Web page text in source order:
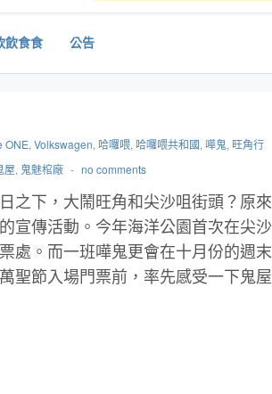
飲食食 公告
ONE, Volkswagen, 哈囉喂, 哈囉喂共和國, 嘩鬼, 旺角行
屋, 鬼魅棺廠 - no comments
之下，大鬧旺角和尖沙咀街頭？原來
宣傳活動。今年海洋公園首次在尖沙
處。而一班嘩鬼更會在十月份的週末
聖節入場門票前，率先感受一下鬼屋